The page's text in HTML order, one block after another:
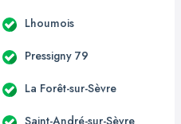
Lhoumois
Pressigny 79
La Forêt-sur-Sèvre
Saint-André-sur-Sèvre